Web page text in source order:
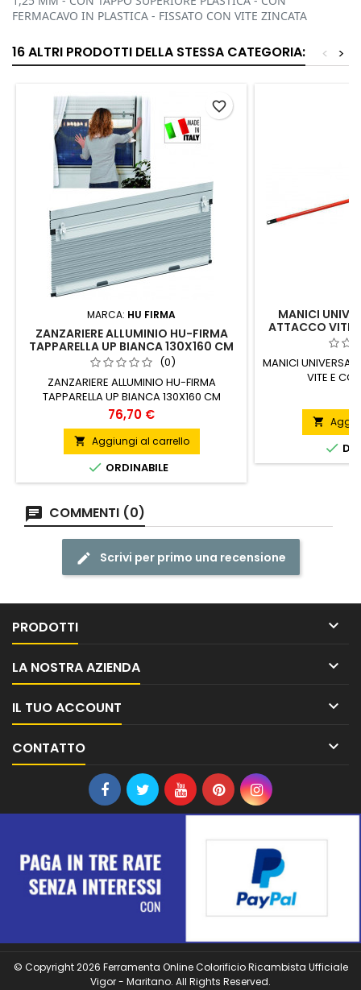
FERMACAVO IN PLASTICA - FISSATO CON VITE ZINCATA
16 ALTRI PRODOTTI DELLA STESSA CATEGORIA: >
<
MARCA: HU FIRMA
ZANZARIERE ALLUMINIO HU-FIRMA
TAPPARELLA UP BIANCA 130X160 CM
(0)
ZANZARIERE ALLUMINIO HU-FIRMA
TAPPARELLA UP BIANCA 130X160 CM
Prezzo
76,70 €
 Aggiungi al carrello
 ORDINABILE
favorite_border
MANICI
ATTACCO VITE
MANICI
VITE E


COMMENTI (0)
Scrivi per primo una recensione
PRODOTTI 
LA NOSTRA AZIENDA 
IL TUO ACCOUNT 
CONTATTO 
© Copyright 2026 Ferramenta Online Colorificio Ricambista Ufficiale
Vigor - Maritano. All Rights Reserved.